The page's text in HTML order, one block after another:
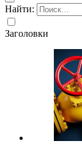
Найти:
Заголовки